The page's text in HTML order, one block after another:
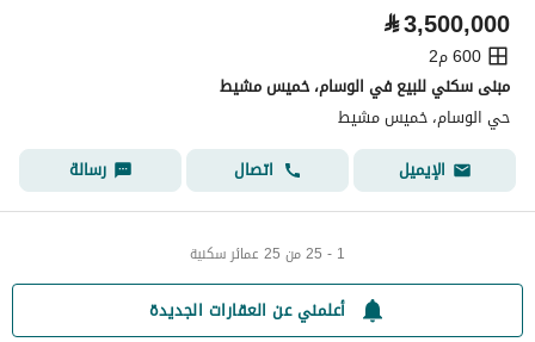
⃁3,500,000
600 م2
مبنى سكني للبيع في الوسام، خميس مشيط
حي الوسام، خميس مشيط
الإيميل
اتصال رسالة
1 - 25 من 25 عمائر سكنية
أعلمني عن العقارات الجديدة